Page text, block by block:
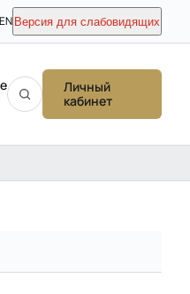
Версия для слабовидящих
Личный
кабинет